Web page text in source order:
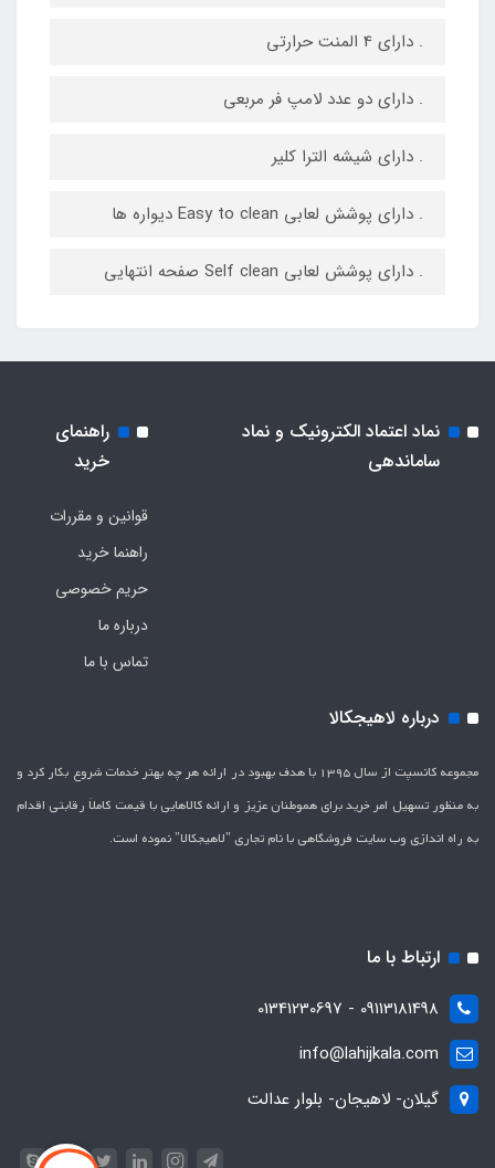
. دارای 4 المنت حرارتی
. دارای دو عدد لامپ فر مربعی
. دارای شیشه الترا کلیر
. دارای پوشش لعابی Easy to clean دیواره ها
. دارای پوشش لعابی Self clean صفحه انتهایی
نماد اعتماد الکترونیک و نماد
ساماندهی
راهنمای
خرید
قوانین و مقررات
راهنما خرید
حریم خصوصی
درباره ما
تماس با ما
درباره لاهیجکالا
مجموعه کانسپت از سال 1395 با هدف بهبود در ارائه هر چه بهتر خدمات شروع بکار کرد و
به منظور تسهیل امر خرید برای هموطنان عزیز و ارائه کالاهایی با قیمت کاملاَ رقابتی اقدام
به راه اندازی وب سایت فروشگاهی با نام تجاری "لاهیج­کالا" نموده است.
ارتباط با ما
09113181498 - 01341230697
info@lahijkala.com
گیلان- لاهیجان- بلوار عدالت